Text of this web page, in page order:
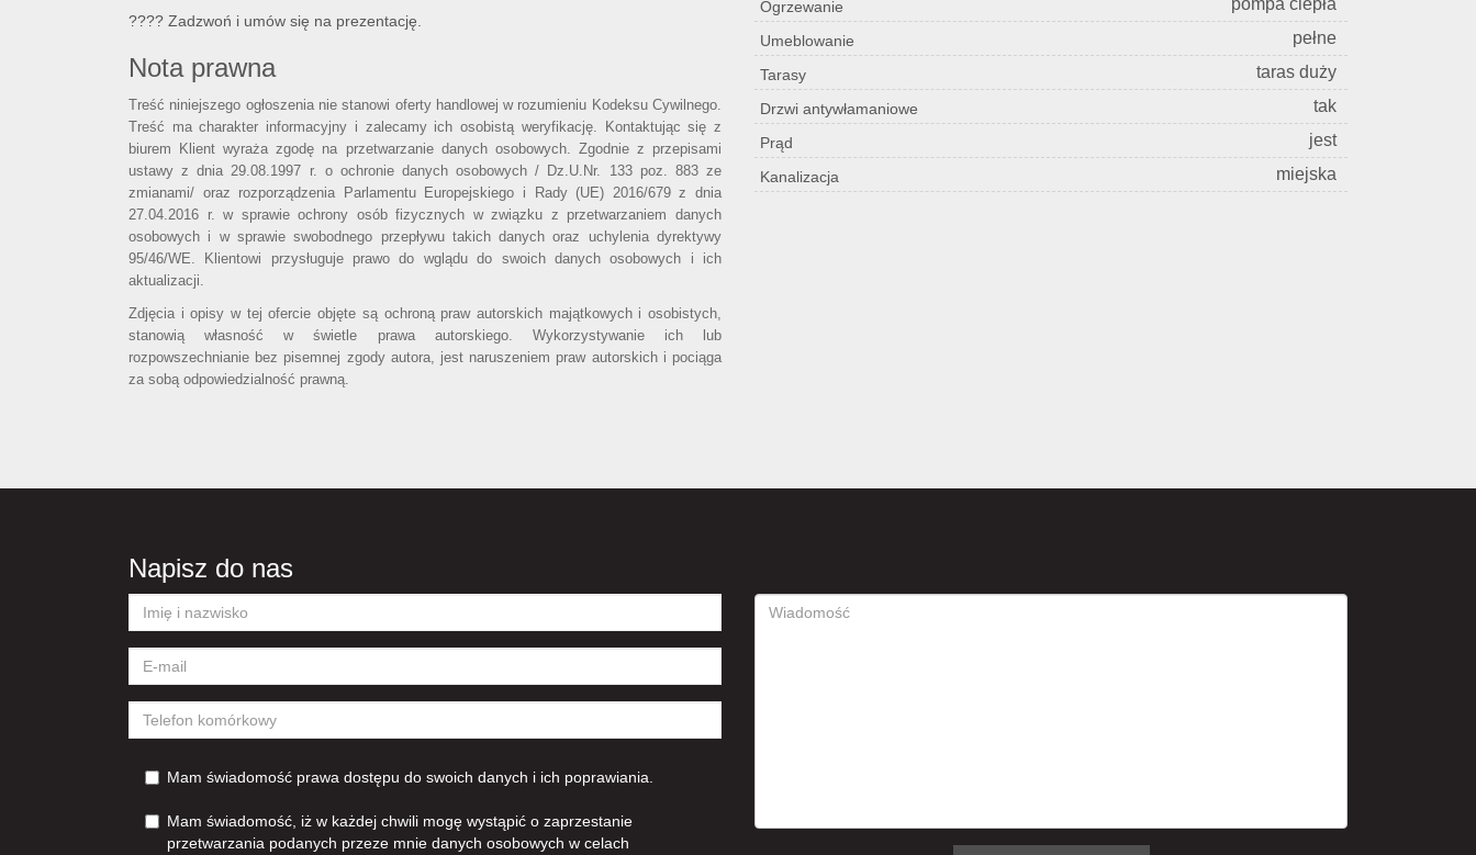
???? Zadzwoń i umów się na prezentację.
Nota prawna
Treść niniejszego ogłoszenia nie stanowi oferty handlowej w rozumieniu Kodeksu Cywilnego.
Treść ma charakter informacyjny i zalecamy ich osobistą weryfikację. Kontaktując się z
biurem Klient wyraża zgodę na przetwarzanie danych osobowych. Zgodnie z przepisami
ustawy z dnia 29.08.1997 r. o ochronie danych osobowych / Dz.U.Nr. 133 poz. 883 ze
zmianami/ oraz rozporządzenia Parlamentu Europejskiego i Rady (UE) 2016/679 z dnia
27.04.2016 r. w sprawie ochrony osób fizycznych w związku z przetwarzaniem danych
osobowych i w sprawie swobodnego przepływu takich danych oraz uchylenia dyrektywy
95/46/WE. Klientowi przysługuje prawo do wglądu do swoich danych osobowych i ich
aktualizacji.
Zdjęcia i opisy w tej ofercie objęte są ochroną praw autorskich majątkowych i osobistych,
stanowią własność w świetle prawa autorskiego. Wykorzystywanie ich lub
rozpowszechnianie bez pisemnej zgody autora, jest naruszeniem praw autorskich i pociąga
za sobą odpowiedzialność prawną.
Ogrzewanie pompa ciepła
Umeblowanie pełne
Tarasy taras duży
Drzwi antywłamaniowe tak
Prąd jest
Kanalizacja miejska
Napisz do nas
Mam świadomość prawa dostępu do swoich danych i ich poprawiania.
Mam świadomość, iż w każdej chwili mogę wystąpić o zaprzestanie
przetwarzania podanych przeze mnie danych osobowych w celach